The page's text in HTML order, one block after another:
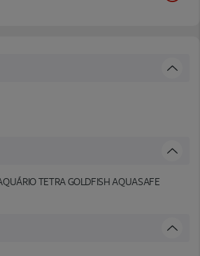
TETRA GOLDFISH AQUASAFE